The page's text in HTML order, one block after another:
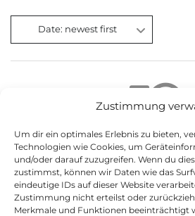
Zustimmung
Um dir ein optimales Erlebnis zu bieten,
Technologien wie Cookies, um
und/oder darauf zuzugreifen. Wenn du
zustimmst, können wir Daten wie das
eindeutige IDs auf dieser Website
Zustimmung nicht erteilst oder
Merkmale und Funktionen beeinträchtigt
Date: newest first
Not found any vehicle
Try another filter, location
Reset filters